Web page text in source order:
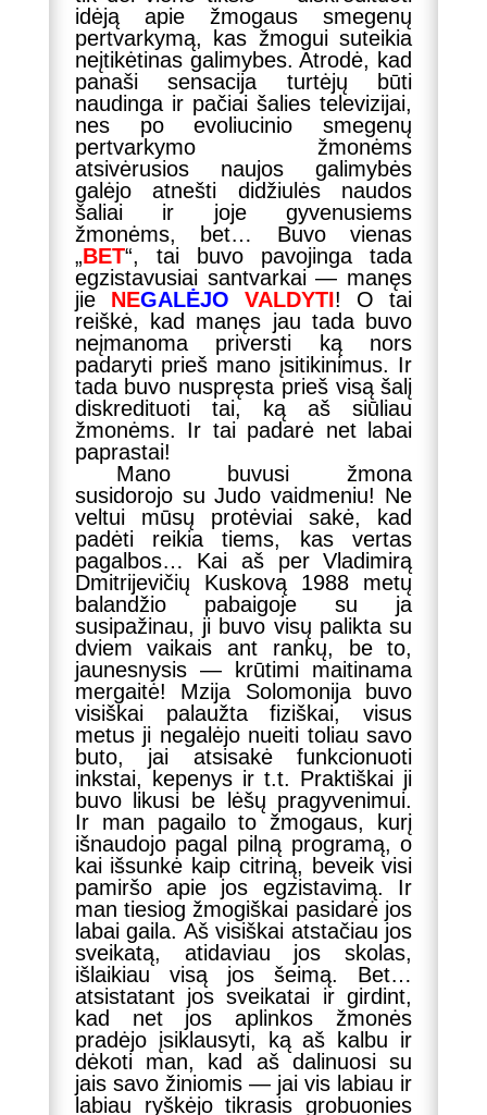
idėją apie žmogaus smegenų
pertvarkymą, kas žmogui suteikia
neįtikėtinas galimybes. Atrodė, kad
pаnaši sensacija turtėjų būti
naudinga ir pačiai šalies televizijai,
nes po evoliucinio smegenų
pertvarkymo žmonėms
atsivėrusios naujos galimybės
galėjo atnešti didžiulės naudos
šaliai ir joje gyvenusiems
žmonėms, bet… Buvo vienas
„BET“, tai buvo pavojinga tada
egzistavusiai santvarkai — manęs
jie NEGALĖJOVALDYTI! O tai
reiškė, kad manęs jau tada buvo
neįmanoma priversti ką nors
padaryti prieš mano įsitikinimus. Ir
tada buvo nuspręsta prieš visą šalį
diskredituoti tai, ką aš siūliau
žmonėms. Ir tai padarė net labai
paprastai!
Mano buvusi žmona
susidorojo su Judo vaidmeniu! Ne
veltui mūsų protėviai sakė, kad
padėti reikia tiems, kas vertas
pagalbos… Kai aš per Vladimirą
Dmitrijevičių Kuskovą 1988 metų
balandžio pabaigoje su ja
susipažinau, ji buvo visų palikta su
dviem vaikais ant rankų, be to,
jaunesnysis — krūtimi maitinama
mergaitė! Mzija Solomonija buvo
visiškai palaužta fiziškai, visus
metus ji negalėjo nueiti toliau savo
buto, jai atsisakė funkcionuoti
inkstai, kepenys ir t.t. Praktiškai ji
buvo likusi be lėšų pragyvenimui.
Ir man pagailo to žmogaus, kurį
išnaudojo pagal pilną programą, o
kai išsunkė kaip citriną, beveik visi
pamiršo apie jos egzistavimą. Ir
man tiesiog žmogiškai pasidarė jos
labai gaila. Aš visiškai atstačiau jos
sveikatą, atidaviau jos skolas,
išlaikiau visą jos šeimą. Bet…
atsistatant jos sveikatai ir girdint,
kad net jos aplinkos žmonės
pradėjo įsiklausyti, ką aš kalbu ir
dėkoti man, kad aš dalinuosi su
jais savo žiniomis — jai vis labiau ir
labiau ryškėjo tikrasis grobuonies